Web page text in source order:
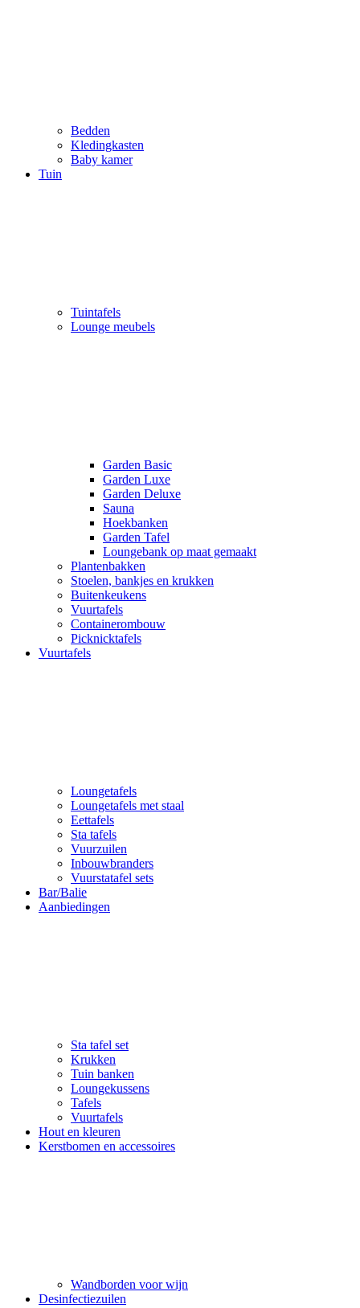
Bedden
Kledingkasten
Baby kamer
Tuin
Tuintafels
Lounge meubels
Garden Basic
Garden Luxe
Garden Deluxe
Sauna
Hoekbanken
Garden Tafel
Loungebank op maat gemaakt
Plantenbakken
Stoelen, bankjes en krukken
Buitenkeukens
Vuurtafels
Containerombouw
Picknicktafels
Vuurtafels
Loungetafels
Loungetafels met staal
Eettafels
Sta tafels
Vuurzuilen
Inbouwbranders
Vuurstatafel sets
Bar/Balie
Aanbiedingen
Sta tafel set
Krukken
Tuin banken
Loungekussens
Tafels
Vuurtafels
Hout en kleuren
Kerstbomen en accessoires
Wandborden voor wijn
Desinfectiezuilen